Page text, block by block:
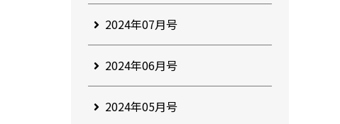
2024年07月号
2024年06月号
2024年05月号